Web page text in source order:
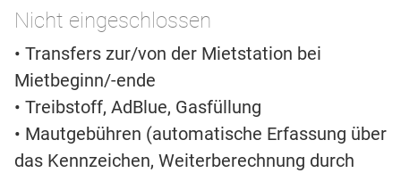
Nicht eingeschlossen
• Transfers zur/von der Mietstation bei
Mietbeginn/-ende
• Treibstoff, AdBlue, Gasfüllung
• Mautgebühren (automatische Erfassung über
das Kennzeichen, Weiterberechnung durch